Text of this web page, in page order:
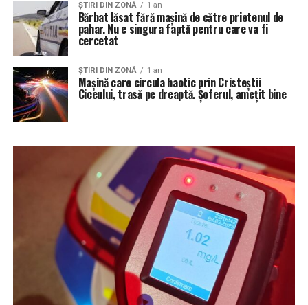
ŞTIRI DIN ZONĂ 1 an
Bărbat lăsat fără mașină de către prietenul de
pahar. Nu e singura faptă pentru care va fi
cercetat
ŞTIRI DIN ZONĂ 1 an
Mașină care circula haotic prin Cristeștii
Ciceului, trasă pe dreaptă. Șoferul, amețit bine